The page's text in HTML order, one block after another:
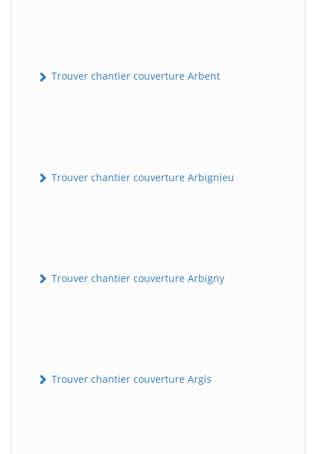
Trouver chantier couverture Arbent
Trouver chantier couverture Arbignieu
Trouver chantier couverture Arbigny
Trouver chantier couverture Argis